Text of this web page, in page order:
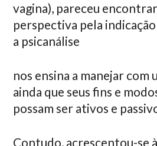
vagina), pareceu
perspectiva pela
a psicanálise
nos ensina a manejar com
ainda que seus fins e
possam ser ativos e
Contudo, acrescentou-se